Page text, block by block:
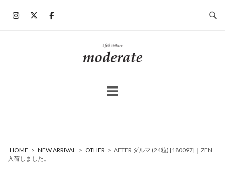
ホ
ー
HOME > NEW ARRIVAL > OTHER > AFTER ダルマ (24粒) [180097]｜ZEN
入荷しました。